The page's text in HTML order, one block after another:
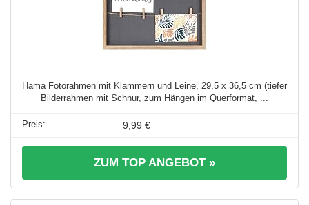
Hama Fotorahmen mit Klammern und Leine, 29,5 x 36,5 cm (tiefer
Bilderrahmen mit Schnur, zum Hängen im Querformat, ...
9,99 €
ZUM TOP ANGEBOT »